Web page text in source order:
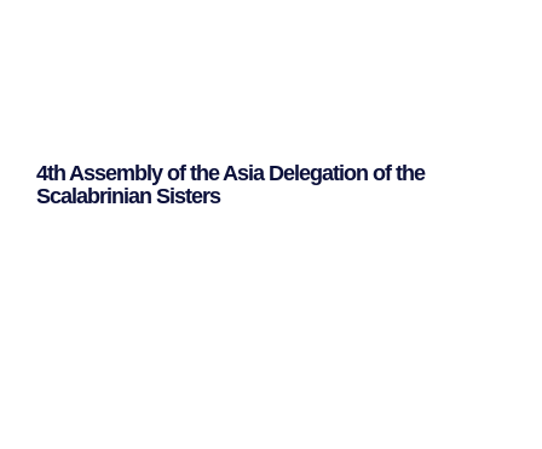
4th Assembly of the Asia Delegation of the
Scalabrinian Sisters